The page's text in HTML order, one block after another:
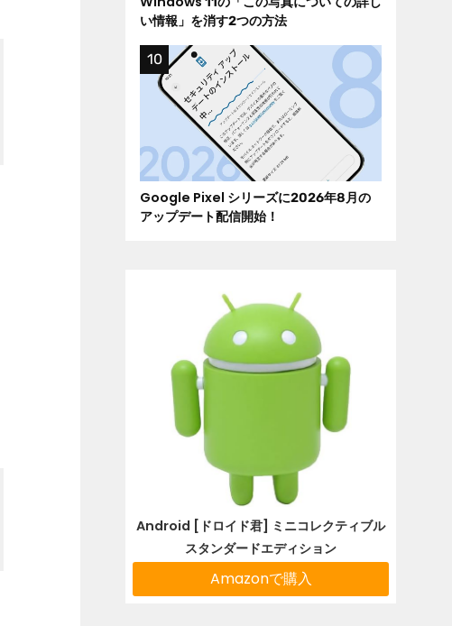
い情報」を消す2つの方法
Google Pixel シリーズに2026年8月の
アップデート配信開始！
Android [ドロイド君] ミニコレクティブル
スタンダードエディション
Amazonで購入